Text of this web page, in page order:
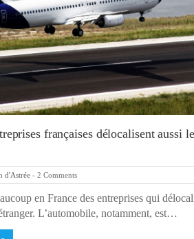
françaises délocalisent aussi
d'Astrée - 2 Comments
en France des entreprises qui
L’automobile, notamment, est…